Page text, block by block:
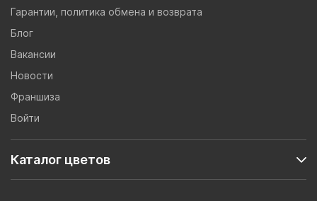
Гарантии, политика обмена и возврата
Блог
Вакансии
Новости
Франшиза
Войти
Каталог цветов